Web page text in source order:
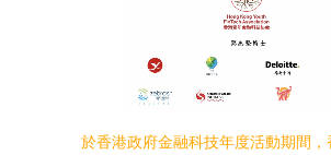
於香港政府金融科技年度活動期間，